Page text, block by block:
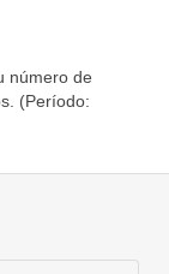
número de
(Período: